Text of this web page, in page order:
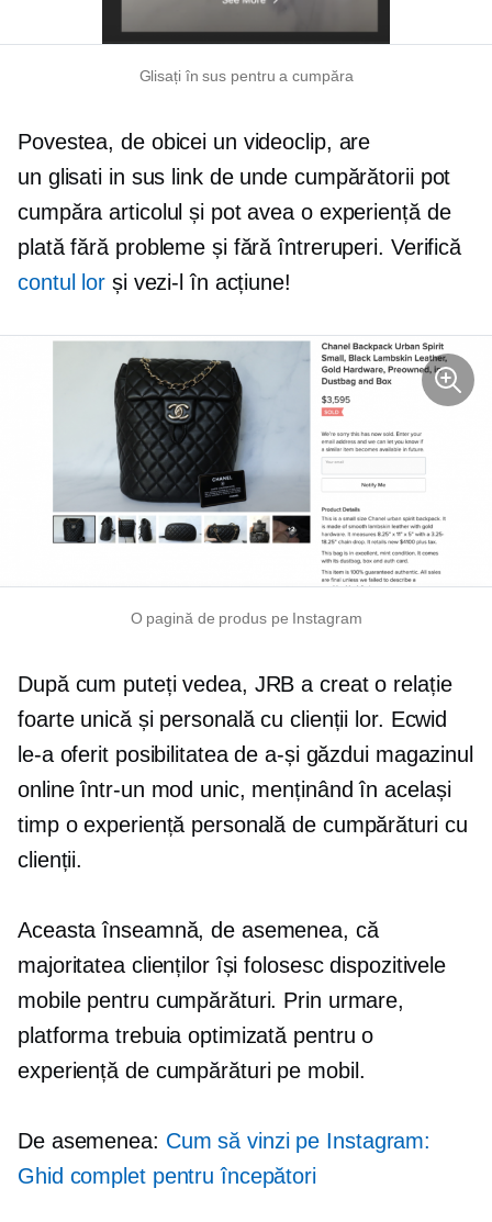
Glisați în sus pentru a cumpăra
Povestea, de obicei un videoclip, are
un glisati in sus link de unde cumpărătorii pot
cumpăra articolul și pot avea o experiență de
plată fără probleme și fără întreruperi. Verifică
contul lor și vezi-l în acțiune!
O pagină de produs pe Instagram
După cum puteți vedea, JRB a creat o relație
foarte unică și personală cu clienții lor. Ecwid
le-a oferit posibilitatea de a-și găzdui magazinul
online într-un mod unic, menținând în același
timp o experiență personală de cumpărături cu
clienții.
Aceasta înseamnă, de asemenea, că
majoritatea clienților își folosesc dispozitivele
mobile pentru cumpărături. Prin urmare,
platforma trebuia optimizată pentru o
experiență de cumpărături pe mobil.
De asemenea: Cum să vinzi pe Instagram:
Ghid complet pentru începători